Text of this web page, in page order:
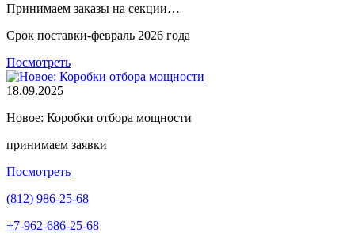
Принимаем заказы на секции…
Срок поставки-февраль 2026 года
Посмотреть
18.09.2025
Новое: Коробки отбора мощности
принимаем заявки
Посмотреть
(812) 986-25-68
+7-962-686-25-68